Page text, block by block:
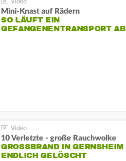
Mini-Knast auf Rädern
SO LÄUFT EIN
GEFANGENENTRANSPORT AB
10 Verletzte - große Rauchwolke
GROSSBRAND IN GERNSHEIM E
NDLICH GELÖSCHT